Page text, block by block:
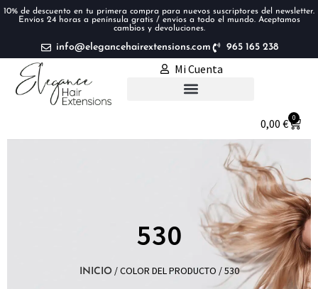
10% de descuento en tu primera compra para nuevos suscriptores del newsletter.
Envíos 24 horas a península gratis / envíos a todo el mundo. Aceptamos
cambios y devoluciones.
info@elegancehairextensions.com 965 165 238
Mi Cuenta
0,00 € 0
530
INICIO/ COLOR DEL PRODUCTO / 530